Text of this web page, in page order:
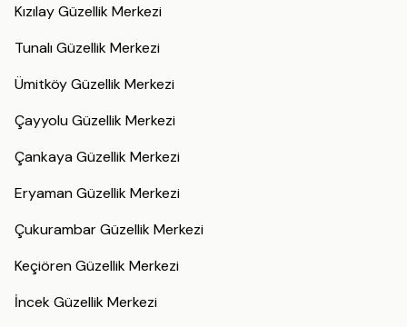
Kızılay Güzellik Merkezi
Tunalı Güzellik Merkezi
Ümitköy Güzellik Merkezi
Çayyolu Güzellik Merkezi
Çankaya Güzellik Merkezi
Eryaman Güzellik Merkezi
Çukurambar Güzellik Merkezi
Keçiören Güzellik Merkezi
İncek Güzellik Merkezi